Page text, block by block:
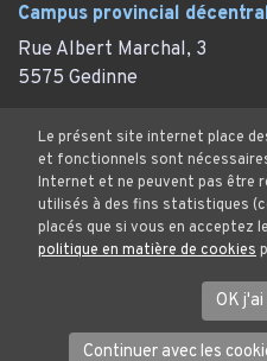
Campus provincial
Rue Albert Marchal, 3
5575 Gedinne
Rue des Marronniers, 29
Thy-le-Château (Walcourt)
Protection des
© Province de
Le présent site internet place
et fonctionnels sont
Internet et ne peuvent pas être
utilisés à des fins statistiques
placés que si vous en acceptez
politique en matière de cookies
OK
Continuer avec les